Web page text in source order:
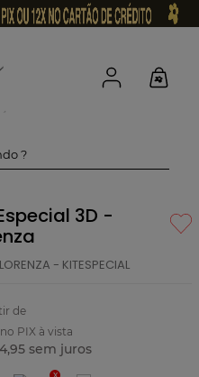
?
3D -
- KITESPECIAL
de
no PIX à vista
,95sem juros